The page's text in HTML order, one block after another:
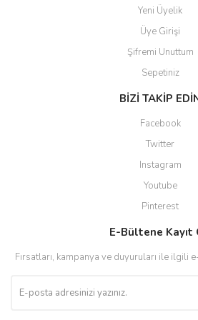
Yeni Üyelik
Üye Girişi
Şifremi Unuttum
Sepetiniz
BİZİ TAKİP
Facebook
Twitter
Instagram
Youtube
Pinterest
E-Bültene Kayıt
Fırsatları, kampanya ve duyuruları ile ilgili